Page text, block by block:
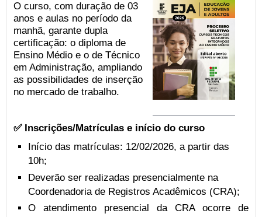
O curso, com duração de 03
anos e aulas no período da
manhã, garante dupla
certificação: o diploma de
Ensino Médio e o de Técnico
em Administração, ampliando
as possibilidades de inserção
no mercado de trabalho.
✅ Inscrições/Matrículas e início do curso
Início das matrículas: 12/02/2026, a partir das
10h;
Deverão ser realizadas presencialmente na
Coordenadoria de Registros Acadêmicos (CRA);
O atendimento presencial da CRA ocorre de